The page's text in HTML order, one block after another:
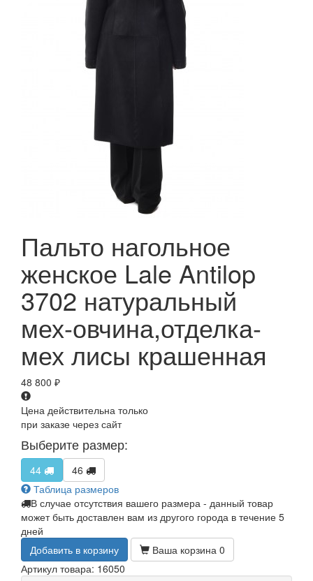
Пальто нагольное
женское Lale Antilop
3702 натуральный
мех-овчина,отделка-
мех лисы крашенная
48 800 ₽
Цена действительна только
при заказе через сайт
Выберите размер:
44
46
Таблица размеров
В случае отсутствия вашего размера - данный товар
может быть доставлен вам из другого города в течение 5
дней
Добавить в корзину
Ваша корзина 0
Артикул товара: 16050